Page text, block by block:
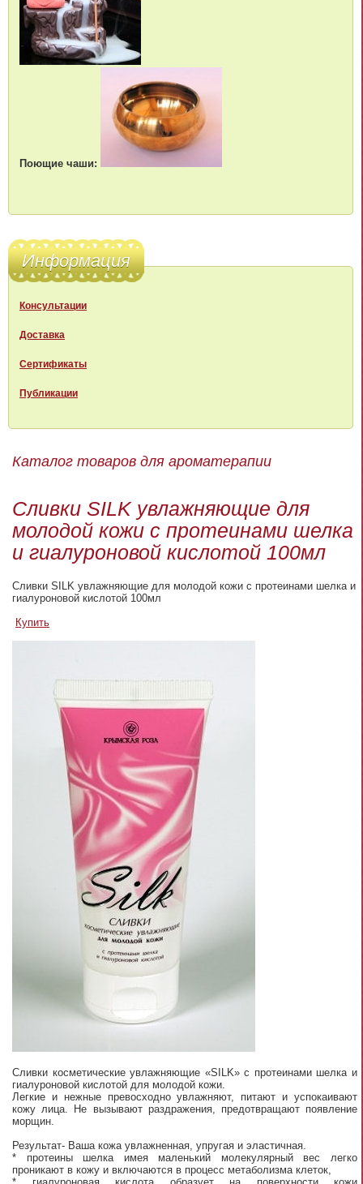
Поющие чаши:
Информация
Консультации
Доставка
Сертификаты
Публикации
Каталог товаров для ароматерапии
Сливки SILK увлажняющие для
молодой кожи с протеинами шелка
и гиалуроновой кислотой 100мл
Сливки SILK увлажняющие для молодой кожи с протеинами шелка и
гиалуроновой кислотой 100мл
Купить
Сливки косметические увлажняющие «SILK» с протеинами шелка и
гиалуроновой кислотой для молодой кожи.
Легкие и нежные превосходно увлажняют, питают и успокаивают
кожу лица. Не вызывают раздражения, предотвращают появление
морщин.
Результат- Ваша кожа увлажненная, упругая и эластичная.
* протеины шелка имея маленький молекулярный вес легко
проникают в кожу и включаются в процесс метаболизма клеток,
* гиалуроновая кислота образует на поверхности кожи